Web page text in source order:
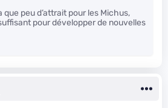
que peu d’attrait pour les Michus,
pour développer de nouvelles